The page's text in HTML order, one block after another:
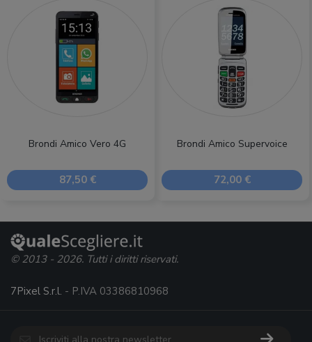
Brondi Amico Vero 4G
87,50 €
Brondi Amico Supervoice
72,00 €
© 2013 - 2026. Tutti i diritti riservati.
7Pixel S.r.l. - P.IVA 03386810968